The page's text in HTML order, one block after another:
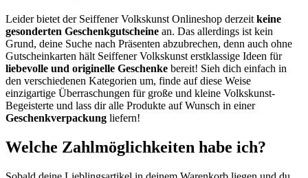
Leider bietet der Seiffener Volkskunst Onlineshop derzeit keine
gesonderten Geschenkgutscheine an. Das allerdings ist kein
Grund, deine Suche nach Präsenten abzubrechen, denn auch ohne
Gutscheinkarten hält Seiffener Volkskunst erstklassige Ideen für
liebevolle und originelle Geschenke bereit! Sieh dich einfach in
den verschiedenen Kategorien um, finde auf diese Weise
einzigartige Überraschungen für große und kleine Volkskunst-
Begeisterte und lass dir alle Produkte auf Wunsch in einer
Geschenkverpackung liefern!
Welche Zahlmöglichkeiten habe ich?